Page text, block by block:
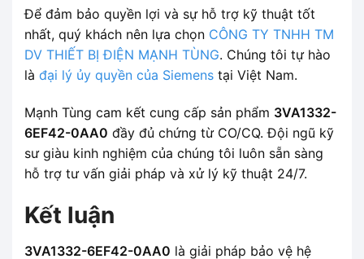
Để đảm bảo quyền lợi và sự hỗ trợ kỹ thuật tốt
nhất, quý khách nên lựa chọn CÔNG TY TNHH TM
DV THIẾT BỊ ĐIỆN MẠNH TÙNG. Chúng tôi tự hào
là đại lý ủy quyền của Siemens tại Việt Nam.
Mạnh Tùng cam kết cung cấp sản phẩm 3VA1332-
6EF42-0AA0 đầy đủ chứng từ CO/CQ. Đội ngũ kỹ
sư giàu kinh nghiệm của chúng tôi luôn sẵn sàng
hỗ trợ tư vấn giải pháp và xử lý kỹ thuật 24/7.
Kết luận
3VA1332-6EF42-0AA0 là giải pháp bảo vệ hệ